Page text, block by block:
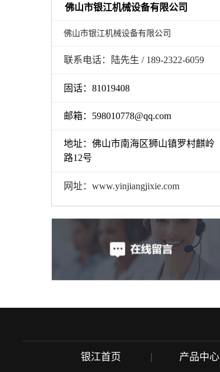
佛山市银江机械设备有限公司
佛山市银江机械设备有限公司
联系电话：陆先生 / 189-2322-6059
固话：81019408
邮箱：598010778@qq.com
地址：佛山市南海区狮山镇罗村麒岭
路12号
网址：www.yinjiangjixie.com
银江首页 产品中心